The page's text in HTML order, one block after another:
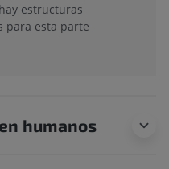
estructuras
para esta parte
humanos